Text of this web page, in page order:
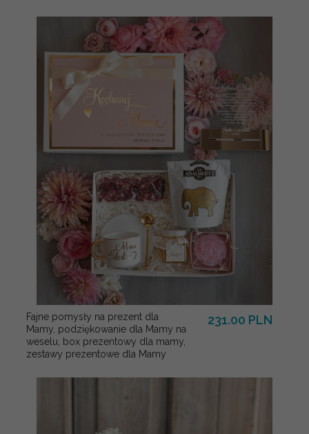
Fajne pomysły na prezent dla
Mamy, podziękowanie dla Mamy na
weselu, box prezentowy dla mamy,
zestawy prezentowe dla Mamy
231.00 PLN